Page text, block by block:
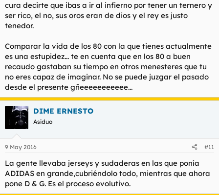
cura decirte que ibas a ir al infierno por tener un ternero y
ser rico, el no, sus oros eran de dios y el rey es justo
tenedor.
Comparar la vida de los 80 con la que tienes actualmente
es una estupidez... te en cuenta que en los 80 a buen
recaudo gastaban su tiempo en otros menesteres que tu
no eres capaz de imaginar. No se puede juzgar el pasado
desde el presente gñeeeeeeeeeee...
DIME ERNESTO
Asiduo
9 May 2016 #11
La gente llevaba jerseys y sudaderas en las que ponía
ADIDAS en grande,cubriéndolo todo, mientras que ahora
pone D & G. Es el proceso evolutivo.